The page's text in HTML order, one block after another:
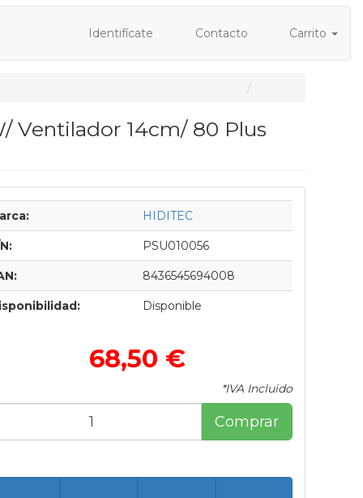
Identifícate Contacto Carrito
Ventilador 14cm/ 80 Plus
HIDITEC
PSU010056
8436545694008
Disponible
68,50 €
*IVA Incluido
Comprar